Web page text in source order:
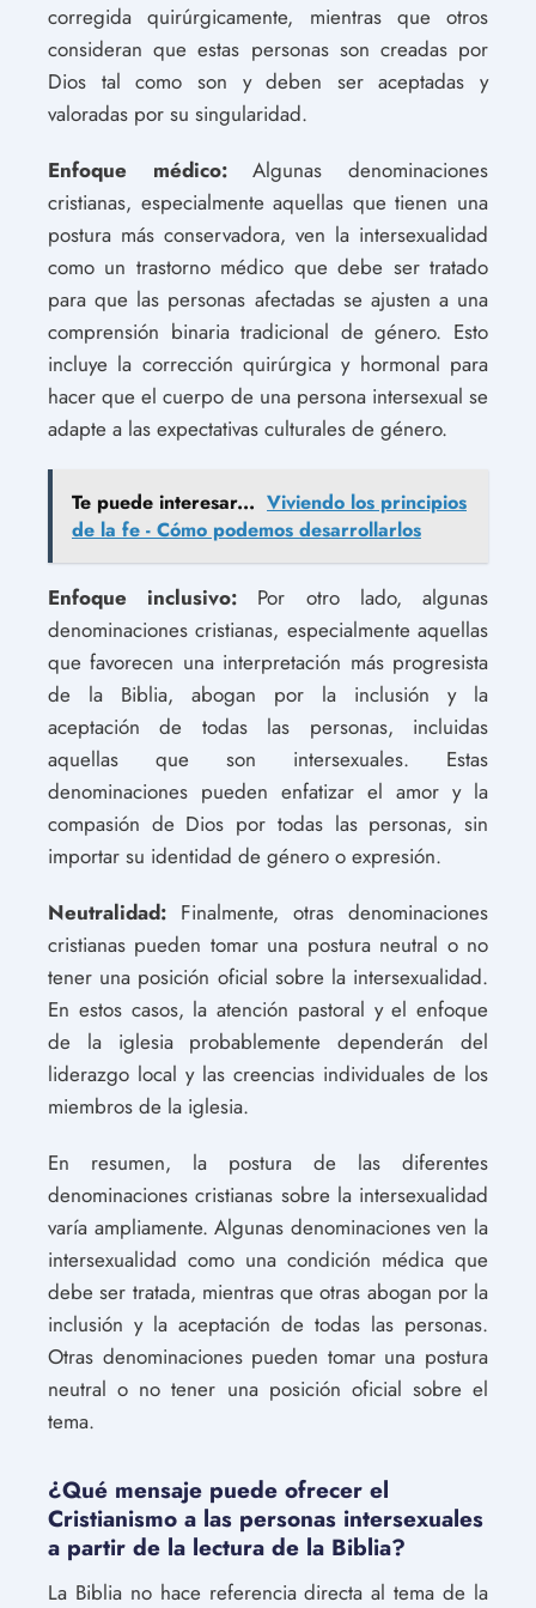
corregida quirúrgicamente, mientras que otros
consideran que estas personas son creadas por
Dios tal como son y deben ser aceptadas y
valoradas por su singularidad.
Enfoque médico:Algunas denominaciones
cristianas, especialmente aquellas que tienen una
postura más conservadora, ven la intersexualidad
como un trastorno médico que debe ser tratado
para que las personas afectadas se ajusten a una
comprensión binaria tradicional de género. Esto
incluye la corrección quirúrgica y hormonal para
hacer que el cuerpo de una persona intersexual se
adapte a las expectativas culturales de género.
Te puede interesar... Viviendo los principios
de la fe - Cómo podemos desarrollarlos
Enfoque inclusivo: Por otro lado, algunas
denominaciones cristianas, especialmente aquellas
que favorecen una interpretación más progresista
de la Biblia, abogan por la inclusión y la
aceptación de todas las personas, incluidas
aquellas que son intersexuales. Estas
denominaciones pueden enfatizar el amor y la
compasión de Dios por todas las personas, sin
importar su identidad de género o expresión.
Neutralidad: Finalmente, otras denominaciones
cristianas pueden tomar una postura neutral o no
tener una posición oficial sobre la intersexualidad.
En estos casos, la atención pastoral y el enfoque
de la iglesia probablemente dependerán del
liderazgo local y las creencias individuales de los
miembros de la iglesia.
En resumen, la postura de las diferentes
denominaciones cristianas sobre la intersexualidad
varía ampliamente. Algunas denominaciones ven la
intersexualidad como una condición médica que
debe ser tratada, mientras que otras abogan por la
inclusión y la aceptación de todas las personas.
Otras denominaciones pueden tomar una postura
neutral o no tener una posición oficial sobre el
tema.
¿Qué mensaje puede ofrecer el
Cristianismo a las personas intersexuales
a partir de la lectura de la Biblia?
La Biblia no hace referencia directa al tema de la